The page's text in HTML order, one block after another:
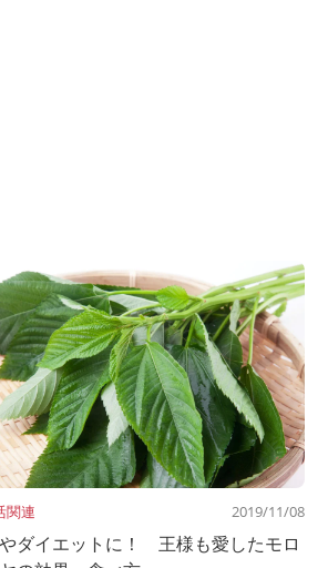
関連 2019/11/08
ダイエットに！ 王様も愛したモロ